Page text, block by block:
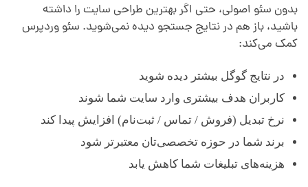
بدون سئو اصولی، حتی اگر بهترین طراحی سایت را داشته
باشید، باز هم در نتایج جستجو دیده نمی‌شوید. سئو وردپرس
کمک می‌کند:
در نتایج گوگل بیشتر دیده شوید
کاربران هدف بیشتری وارد سایت شما شوند
نرخ تبدیل (فروش / تماس / ثبت‌نام) افزایش پیدا کند
برند شما در حوزه تخصصی‌تان معتبرتر شود
هزینه‌های تبلیغات شما کاهش یابد